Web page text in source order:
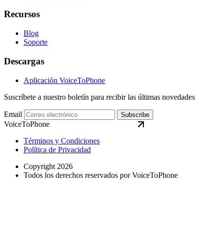
Recursos
Blog
Soporte
Descargas
Aplicación VoiceToPhone
Suscríbete a nuestro boletín para recibir las últimas novedades
Email Subscribe
VoiceToPhone
Términos y Condiciones
Política de Privacidad
Copyright 2026
Todos los derechos reservados por VoiceToPhone